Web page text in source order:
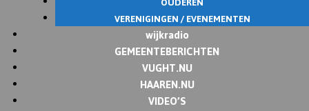
VERENIGINGEN / EVENEMENTEN
wijkradio
GEMEENTEBERICHTEN
VUGHT.NU
HAAREN.NU
VIDEO’S